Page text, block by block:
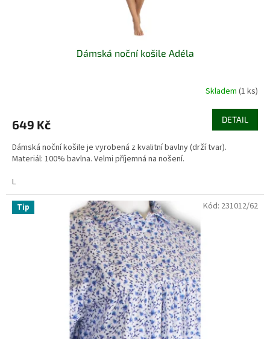
Dámská noční košile Adéla
Skladem (1 ks)
649 Kč DETAIL
Dámská noční košile je vyrobená z kvalitní bavlny (drží tvar).
Materiál: 100% bavlna. Velmi příjemná na nošení.
L
Tip Kód: 231012/62